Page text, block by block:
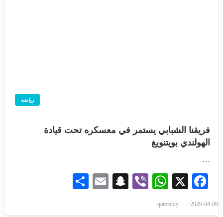
رياضة
فريقنا الشبابي يستمر في معسكره تحت قيادة
الهولندي بويتنويغ
…
Facebook
X
WhatsApp
Viber
Snapchat
Email
2026-04-09
qamishly